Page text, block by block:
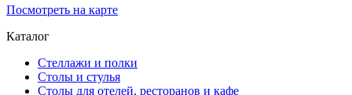
Посмотреть на карте
Каталог
Стеллажи и полки
Столы и стулья
Столы для отелей, ресторанов и кафе